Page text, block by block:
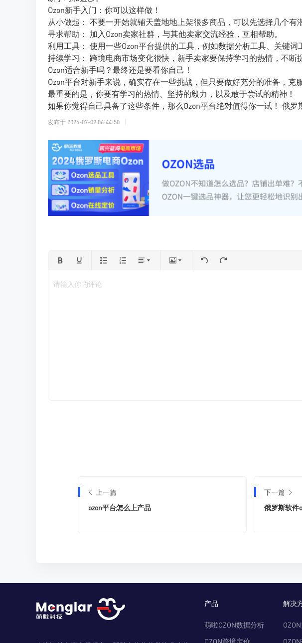
Ozon新手入门：你可以这样做！
从小做起： 不要一开始就铺天盖地地上架很多商品，可以先选择几个有
寻求帮助： 加入Ozon卖家社群，与其他卖家交流经验，互相帮助。
利用工具： 使用一些Ozon平台提供的工具，例如数据分析工具、关键词
持续学习： 跨境电商市场变化很快，新手卖家要保持学习的热情，不断
Ozon适合新手吗？最终还是要看你自己！
Ozon平台对新手来说，确实存在一些挑战，但只要做好充分的准备，克
最重要的是，你要有学习的热情、坚持的毅力，以及敢于尝试的精神！
如果你觉得自己具备了这些条件，那么Ozon平台绝对值得你一试！ 俄罗
发布于 2026-07-09 06:44:50
请输入你的评论
上一篇
ozon平台怎么上产品
下一篇
俄罗斯软件
产品
萌啦OZON数据分析
OZON跨境定价
解决